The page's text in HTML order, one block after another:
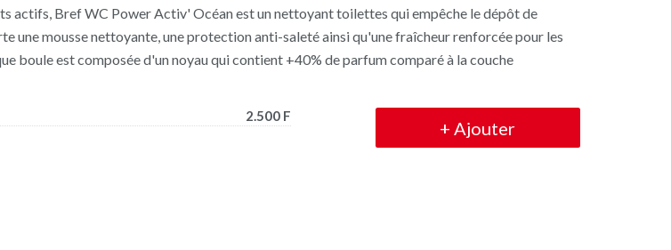
actifs, Bref WC Power Activ' Océan est un nettoyant toilettes qui empêche le dépôt de
une mousse nettoyante, une protection anti-saleté ainsi qu'une fraîcheur renforcée pour les
boule est composée d'un noyau qui contient +40% de parfum comparé à la couche
2.500 F
+ Ajouter